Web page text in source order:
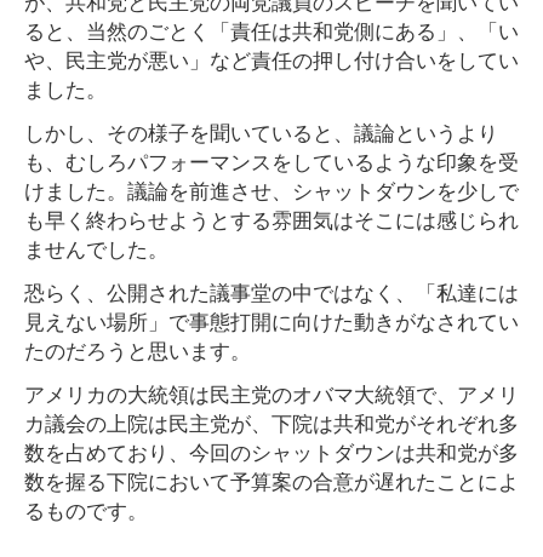
ると、当然のごとく「責任は共和党側にある」、「い
や、民主党が悪い」など責任の押し付け合いをしてい
ました。
しかし、その様子を聞いていると、議論というより
も、むしろパフォーマンスをしているような印象を受
けました。議論を前進させ、シャットダウンを少しで
も早く終わらせようとする雰囲気はそこには感じられ
ませんでした。
恐らく、公開された議事堂の中ではなく、「私達には
見えない場所」で事態打開に向けた動きがなされてい
たのだろうと思います。
アメリカの大統領は民主党のオバマ大統領で、アメリ
カ議会の上院は民主党が、下院は共和党がそれぞれ多
数を占めており、今回のシャットダウンは共和党が多
数を握る下院において予算案の合意が遅れたことによ
るものです。